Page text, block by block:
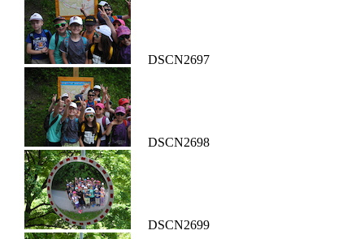
DSCN2697
DSCN2698
DSCN2699